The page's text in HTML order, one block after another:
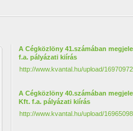
A Cégközlöny 41.számában
f.a. pályázati kiírás
http://www.kvantal.hu/upload/
A Cégközlöny 40.számában
Kft. f.a. pályázati kiírás
http://www.kvantal.hu/upload/